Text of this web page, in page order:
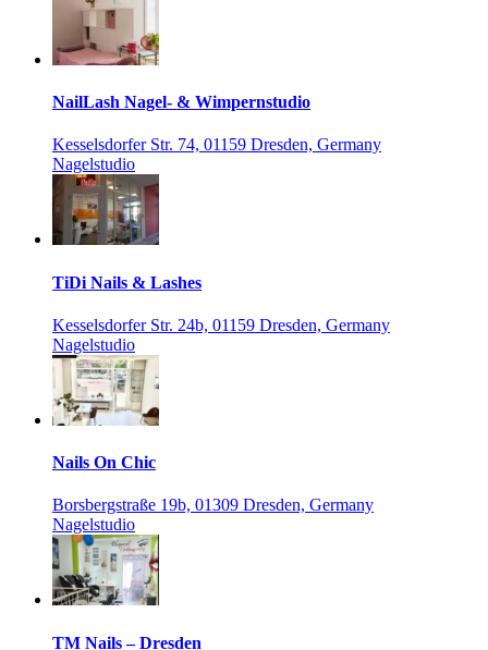
NailLash Nagel- & Wimpernstudio
Kesselsdorfer Str. 74, 01159 Dresden, Germany
Nagelstudio
TiDi Nails & Lashes
Kesselsdorfer Str. 24b, 01159 Dresden, Germany
Nagelstudio
Nails On Chic
Borsbergstraße 19b, 01309 Dresden, Germany
Nagelstudio
TM Nails – Dresden